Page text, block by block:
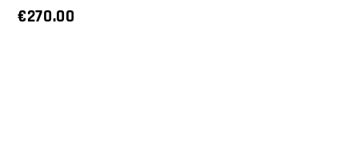
€270.00